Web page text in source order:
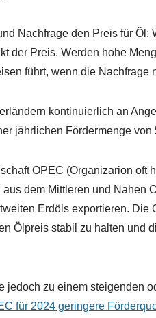
Nachfrage den Preis für Öl:
der Preis. Werden hohe
führt, wenn die Nachfrage
kontinuierlich an
jährlichen Fördermenge von
OPEC (Organizarion oft
dem Mittleren und Nahen
Erdöls exportieren. Die
Ölpreis stabil zu halten und
jedoch zu einem steigenden
für 2024 geringere